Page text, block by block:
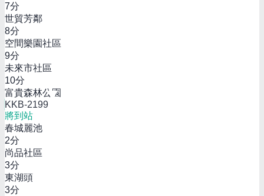
7分
世貿芳鄰
8分
空間樂園社區
9分
未來市社區
10分
富貴森林公園
KKB-2199
將到站
春城麗池
2分
尚品社區
3分
東湖頭
3分